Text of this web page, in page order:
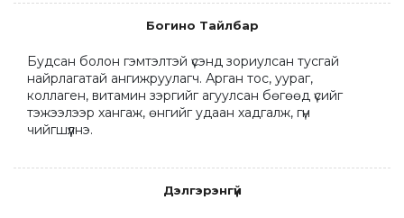
Богино Тайлбар
Будсан болон гэмтэлтэй үсэнд зориулсан тусгай
найрлагатай ангижруулагч. Арган тос, уураг,
коллаген, витамин зэргийг агуулсан бөгөөд үсийг
тэжээлээр хангаж, өнгийг удаан хадгалж, гүн
чийгшүүлнэ.
Дэлгэрэнгүй